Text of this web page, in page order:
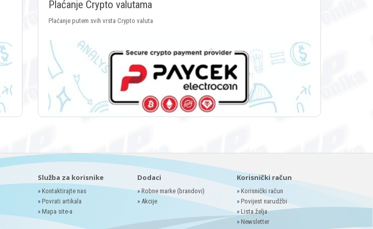
Plaćanje Crypto valutama
Plaćanje putem svih vrsta Crypto valuta
Služba za korisnike
» Kontaktirajte nas
» Povrati artikala
» Mapa site-a
Dodaci
»Robne marke (brandovi)
» Akcije
Korisnički račun
» Korisnički račun
» Povijest narudžbi
» Lista želja
» Newsletter